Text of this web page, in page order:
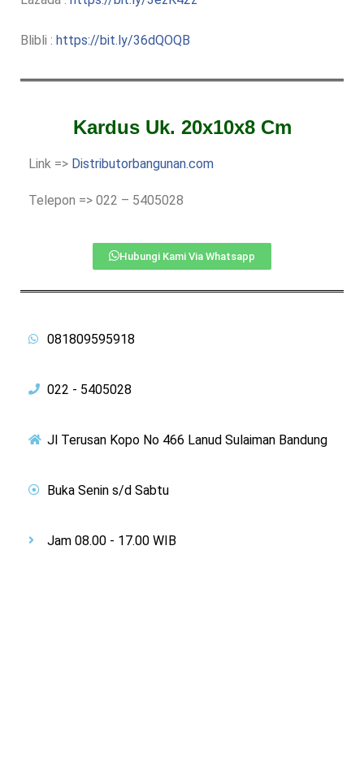
Blibli : https://bit.ly/36dQOQB
Kardus Uk. 20x10x8 Cm
Link => Distributorbangunan.com
Telepon => 022 – 5405028
Hubungi Kami Via Whatsapp
081809595918
022 - 5405028
Jl Terusan Kopo No 466 Lanud Sulaiman Bandung
Buka Senin s/d Sabtu
Jam 08.00 - 17.00 WIB